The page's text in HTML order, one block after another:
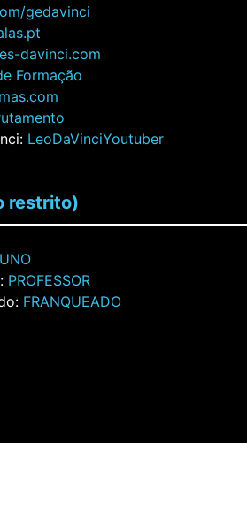
gedavinci
davinci.com
Formação
LeoDaVinciYoutuber
restrito)
PROFESSOR
FRANQUEADO